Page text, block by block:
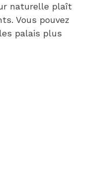
naturelle plaît
Vous pouvez
palais plus